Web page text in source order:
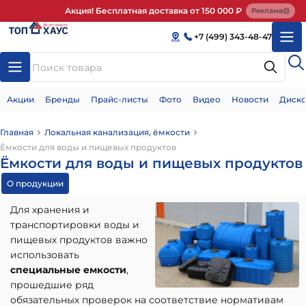
Акция! Бесплатная доставка от 150 000 ₽ Реклама
+7 (499) 343-48-47
Акции Бренды Прайс-листы Фото Видео Новости
Главная
Локальная канализация, ёмкости
Ёмкости для воды и пищевых продуктов
Ёмкости для воды и пищевых продуктов
О продукции
Для хранения и
транспортировки воды и
пищевых продуктов важно
использовать
специальные емкости,
прошедшие ряд
обязательных проверок на соответствие нормативам